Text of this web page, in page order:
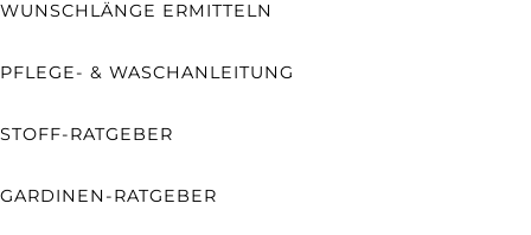
WUNSCHLÄNGE ERMITTELN
PFLEGE- & WASCHANLEITUNG
STOFF-RATGEBER
GARDINEN-RATGEBER